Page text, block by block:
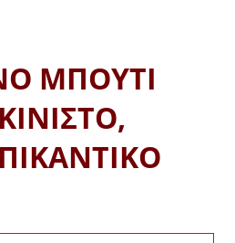
ΜΠΟΥΤΙ